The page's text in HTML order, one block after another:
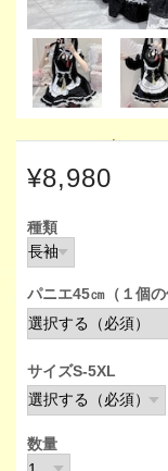
¥8,980
種類
パニエ45㎝（１個の
サイズS-5XL
数量